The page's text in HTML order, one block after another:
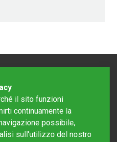
il sito funzioni
continuamente la
possibile,
sull'utilizzo del nostro